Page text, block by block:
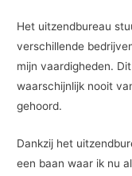
Het uitzendbureau
verschillende
mijn vaardigheden.
waarschijnlijk nooit
gehoord.
Dankzij het
een baan waar ik nu